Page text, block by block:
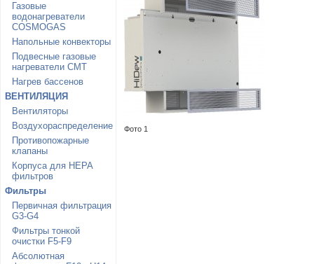
Газовые
водонагреватели
COSMOGAS
Напольные конвекторы
Подвесные газовые
нагреватели CMT
Нагрев бассенов
ВЕНТИЛЯЦИЯ
Вентиляторы
Воздухораспределение
Противопожарные
клапаны
Корпуса для HEPA
фильтров
Фильтры
Первичная фильтрация
G3-G4
Фильтры тонкой
очистки F5-F9
Абсолютная
Фото 1